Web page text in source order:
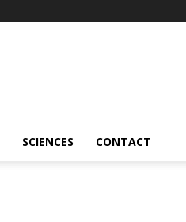
SCIENCES CONTACT